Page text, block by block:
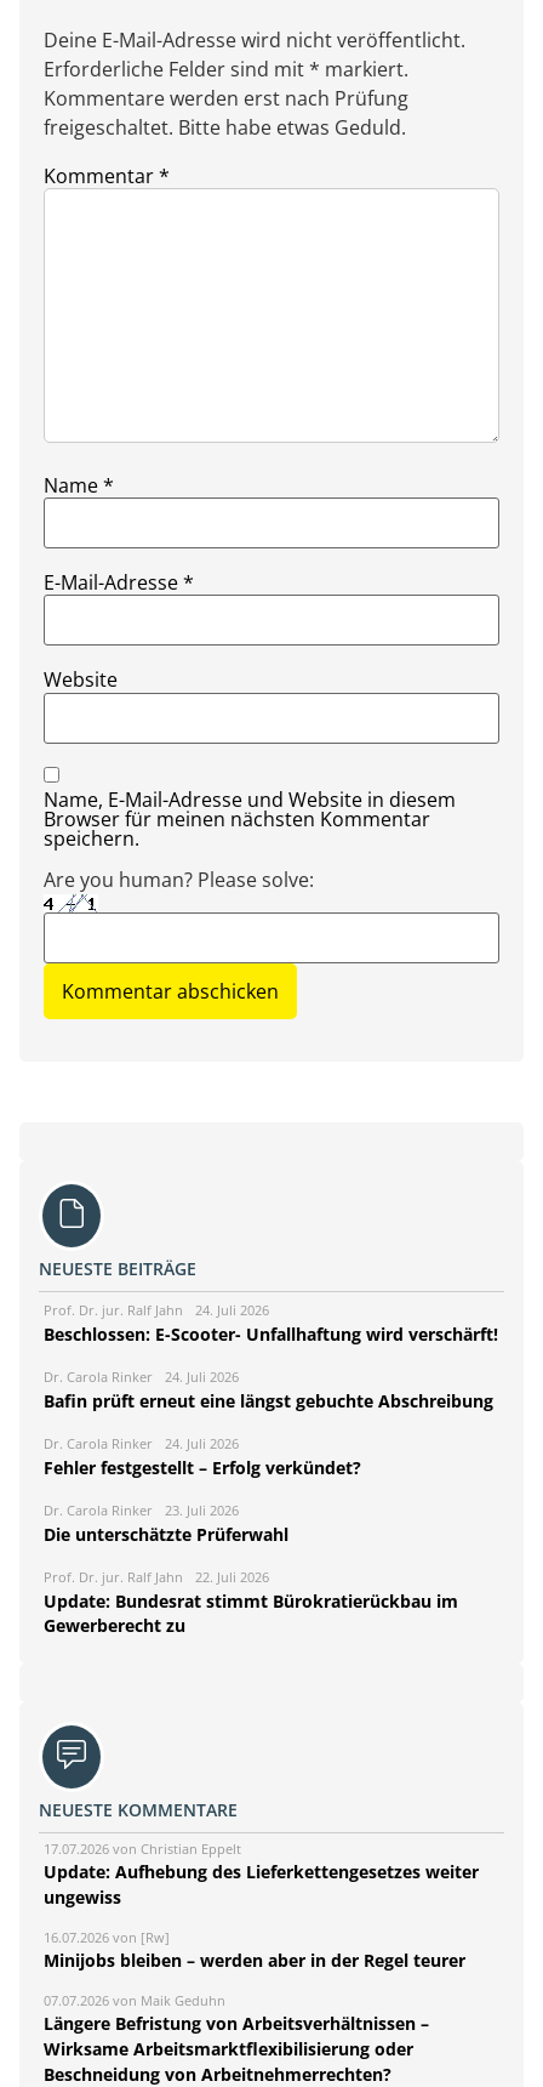
Deine E-Mail-Adresse wird nicht veröffentlicht.
Erforderliche Felder sind mit * markiert.
Kommentare werden erst nach Prüfung
freigeschaltet. Bitte habe etwas Geduld.
Kommentar*
Name*
E-Mail-Adresse*
Website
Name, E-Mail-Adresse und Website in diesem
Browser für meinen nächsten Kommentar
speichern.
Are you human? Please solve:
NEUESTE BEITRÄGE
Prof. Dr. jur. Ralf Jahn 24. Juli 2026
Beschlossen: E-Scooter- Unfallhaftung wird verschärft!
Dr. Carola Rinker 24. Juli 2026
Bafin prüft erneut eine längst gebuchte Abschreibung
Dr. Carola Rinker 24. Juli 2026
Fehler festgestellt – Erfolg verkündet?
Dr. Carola Rinker 23. Juli 2026
Die unterschätzte Prüferwahl
Prof. Dr. jur. Ralf Jahn 22. Juli 2026
Update: Bundesrat stimmt Bürokratierückbau im
Gewerberecht zu
NEUESTE KOMMENTARE
17.07.2026 von Christian Eppelt
Update: Aufhebung des Lieferkettengesetzes weiter
ungewiss
16.07.2026 von [Rw]
Minijobs bleiben – werden aber in der Regel teurer
07.07.2026 von Maik Geduhn
Längere Befristung von Arbeitsverhältnissen –
Wirksame Arbeitsmarktflexibilisierung oder
Beschneidung von Arbeitnehmerrechten?